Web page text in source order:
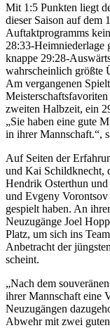
Mit 1:5 Punkten liegt
dieser Saison auf dem
Auftaktprogramms
28:33-Heimniederlage
knappe 29:28-
wahrscheinlich größte
Am vergangenen
zweiten Halbzeit, ein
„Sie haben eine gute
in ihrer Mannschaft.“,
Auf Seiten der
und Kai Schildknecht,
Hendrik Osterthun
und Evgeny
gespielt haben. An
Neuzugänge Joel
Platz, um sich ins
Anbetracht der
scheint.
„Nach dem
ihrer Mannschaft eine
Neuzugängen
Abwehr mit zwei